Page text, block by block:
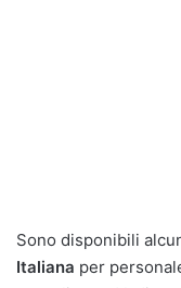
Sono disponibili
Italiana per